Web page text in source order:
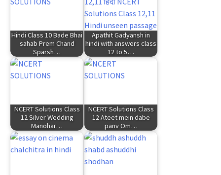
Hindi Class 10 Bade Bhai
sahab Prem Chand
Sparsh…
Apathit Gadyansh in
hindi with answers class
12 to 5…
NCERT Solutions Class
12 Silver Wedding
Manohar…
NCERT Solutions Class
12 Ateet mein dabe
panv Om…